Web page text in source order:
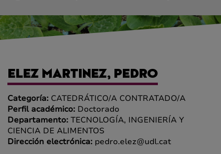
ELEZ MARTINEZ, PEDRO
Categoría: CATEDRÁTICO/A CONTRATADO/A
Perfil académico: Doctorado
Departamento: TECNOLOGÍA, INGENIERÍA Y
CIENCIA DE ALIMENTOS
Dirección electrónica: pedro.elez@udl.cat